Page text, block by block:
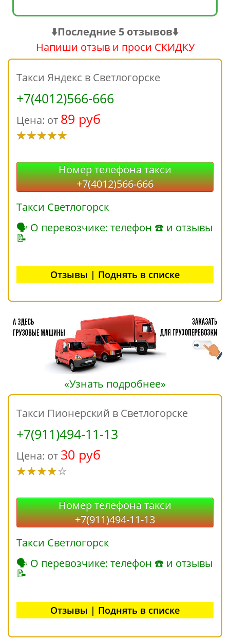
⬇️Последние 5 отзывов⬇️
Напиши отзыв и проси СКИДКУ
Такси Яндекс в Светлогорске
+7(4012)566-666
Цена: от 89 руб
Номер телефона такси
+7(4012)566-666
Такси Светлогорск
🗣 О перевозчике: телефон ☎ и отзывы
📝
Отзывы | Поднять в списке
«Узнать подробнее»
Такси Пионерский в Светлогорске
+7(911)494-11-13
Цена: от 30 руб
Номер телефона такси
+7(911)494-11-13
Такси Светлогорск
🗣 О перевозчике: телефон ☎ и отзывы
📝
Отзывы | Поднять в списке